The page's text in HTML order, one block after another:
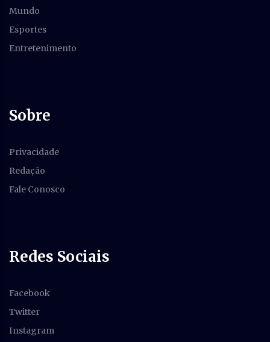
Mundo
Esportes
Entretenimento
Sobre
Privacidade
Redação
Fale Conosco
Redes Sociais
Facebook
Twitter
Instagram